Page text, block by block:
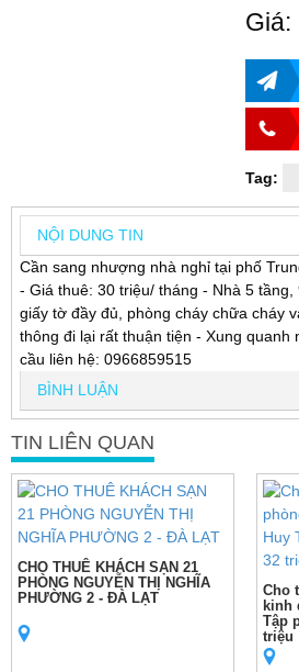
Giá:
Tag:
NỘI DUNG TIN
Cần sang nhượng nhà nghỉ tại phố
- Giá thuê: 30 triệu/ tháng - Nhà 5
giấy tờ đầy đủ, phòng cháy chữa cháy
thông đi lại rất thuận tiện - Xung quanh
cầu liên hệ: 0966859515
BÌNH LUẬN
TIN LIÊN QUAN
CHO THUÊ KHÁCH SẠN 21
PHÒNG NGUYỄN THỊ NGHĨA
PHƯỜNG 2 - ĐÀ LẠT
Cho
kinh
Tập
triệu